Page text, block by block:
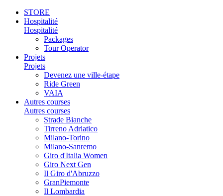
STORE
Hospitalité
Hospitalité
Packages
Tour Operator
Projets
Projets
Devenez une ville-étape
Ride Green
VAIA
Autres courses
Autres courses
Strade Bianche
Tirreno Adriatico
Milano-Torino
Milano-Sanremo
Giro d'Italia Women
Giro Next Gen
Il Giro d'Abruzzo
GranPiemonte
Il Lombardia